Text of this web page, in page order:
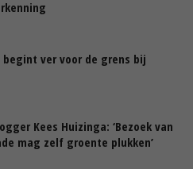
begint ver voor de grens bij
Kees Huizinga: ‘Bezoek van
mag zelf groente plukken’